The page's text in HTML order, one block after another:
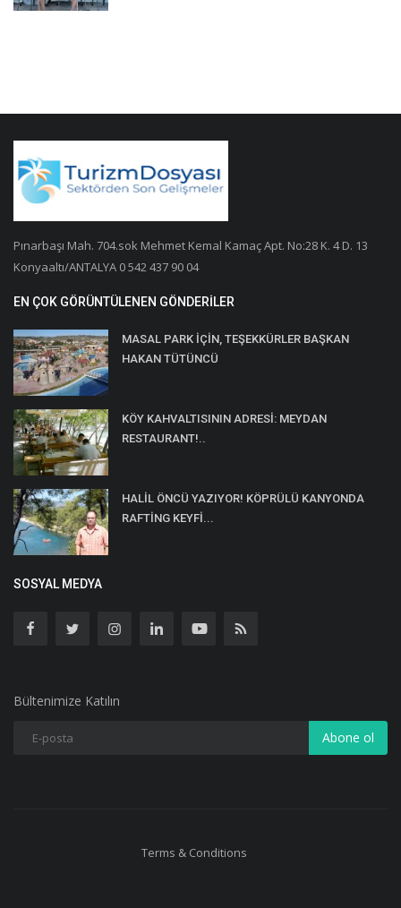
Pınarbaşı Mah. 704.sok Mehmet Kemal Kamaç Apt. No:28 K. 4 D. 13
Konyaaltı/ANTALYA 0 542 437 90 04
EN ÇOK GÖRÜNTÜLENEN GÖNDERILER
MASAL PARK İÇİN, TEŞEKKÜRLER BAŞKAN
HAKAN TÜTÜNCÜ
KÖY KAHVALTISININ ADRESİ: MEYDAN
RESTAURANT!..
HALİL ÖNCÜ YAZIYOR! KÖPRÜLÜ KANYONDA
RAFTİNG KEYFİ...
SOSYAL MEDYA
Bültenimize Katılın
Abone ol
Terms & Conditions